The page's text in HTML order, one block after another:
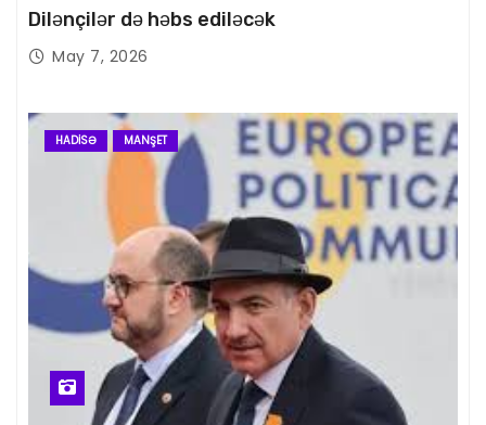
Dilənçilər də həbs ediləcək
May 7, 2026
HADISƏ MANŞET